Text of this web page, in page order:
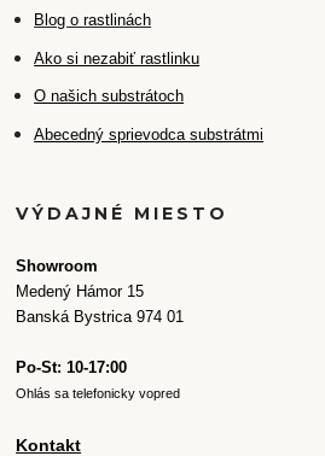
Blog o rastlinách
Ako si nezabiť rastlinku
O našich substrátoch
Abecedný sprievodca substrátmi
VÝDAJNÉ MIESTO
Showroom
Medený Hámor 15
Banská Bystrica 974 01
Po-St: 10-17:00
Ohlás sa telefonicky vopred
Kontakt